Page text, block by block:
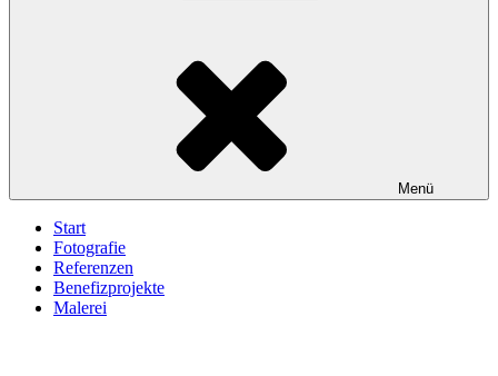
Menü
Start
Fotografie
Referenzen
Benefizprojekte
Malerei